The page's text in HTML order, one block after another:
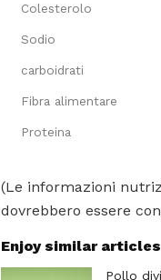
Colesterolo
Sodio
carboidrati
Fibra alimentare
Proteina
(Le informazioni
dovrebbero essere
Enjoy similar articles
Pollo